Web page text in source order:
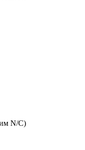
N/C)